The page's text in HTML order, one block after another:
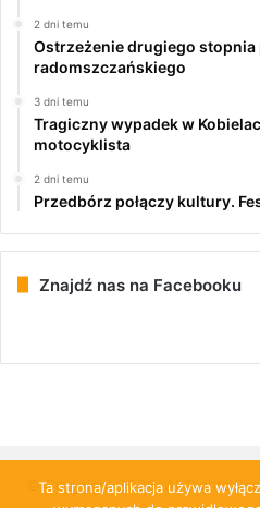
2 dni temu
Ostrzeżenie drugiego
radomszczańskiego
3 dni temu
Tragiczny wypadek w
motocyklista
2 dni temu
Przedbórz połączy kultury.
Znajdź nas na Facebooku
© Copyright 2026, All Rights
Ta strona/aplikacja używa